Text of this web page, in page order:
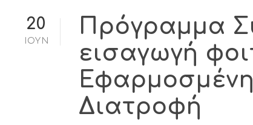
20
ΙΟΎΝ
Πρόγραμμα
εισαγωγή
Εφαρμοσμένη
Διατροφή